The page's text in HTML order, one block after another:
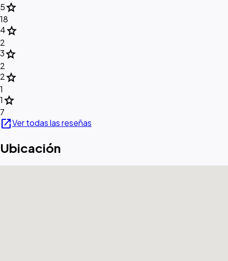
5star
18
4star
2
3star
2
2star
1
1star
7
open_in_newVer todas las reseñas
Ubicación